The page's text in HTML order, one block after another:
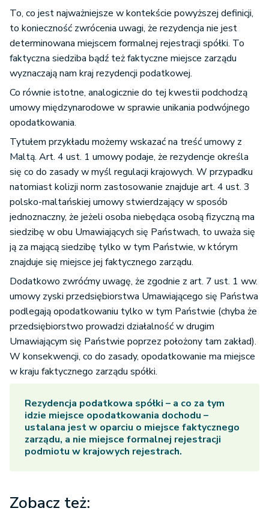
To, co jest najważniejsze w kontekście powyższej definicji,
to konieczność zwrócenia uwagi, że rezydencja nie jest
determinowana miejscem formalnej rejestracji spółki. To
faktyczna siedziba bądź też faktyczne miejsce zarządu
wyznaczają nam kraj rezydencji podatkowej.
Co równie istotne, analogicznie do tej kwestii podchodzą
umowy międzynarodowe w sprawie unikania podwójnego
opodatkowania.
Tytułem przykładu możemy wskazać na treść umowy z
Maltą. Art. 4 ust. 1 umowy podaje, że rezydencje określa
się co do zasady w myśl regulacji krajowych. W przypadku
natomiast kolizji norm zastosowanie znajduje art. 4 ust. 3
polsko-maltańskiej umowy stwierdzający w sposób
jednoznaczny, że jeżeli osoba niebędąca osobą fizyczną ma
siedzibę w obu Umawiających się Państwach, to uważa się
ją za mającą siedzibę tylko w tym Państwie, w którym
znajduje się miejsce jej faktycznego zarządu.
Dodatkowo zwróćmy uwagę, że zgodnie z art. 7 ust. 1 ww.
umowy zyski przedsiębiorstwa Umawiającego się Państwa
podlegają opodatkowaniu tylko w tym Państwie (chyba że
przedsiębiorstwo prowadzi działalność w drugim
Umawiającym się Państwie poprzez położony tam zakład).
W konsekwencji, co do zasady, opodatkowanie ma miejsce
w kraju faktycznego zarządu spółki.
Rezydencja podatkowa spółki – a co za tym
idzie miejsce opodatkowania dochodu –
ustalana jest w oparciu o miejsce faktycznego
zarządu, a nie miejsce formalnej rejestracji
podmiotu w krajowych rejestrach.
Zobacz też: